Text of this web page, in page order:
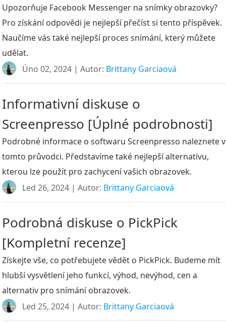
Upozorňuje Facebook Messenger na snímky obrazovky?
Pro získání odpovědi je nejlepší přečíst si tento příspěvek.
Naučíme vás také nejlepší proces snímání, který můžete
udělat.
Úno 02, 2024 | Autor: Brittany Garciaová
Informativní diskuse o
Screenpresso [Úplné podrobnosti]
Podrobné informace o softwaru Screenpresso naleznete v
tomto průvodci. Představíme také nejlepší alternativu,
kterou lze použít pro zachycení vašich obrazovek.
Led 26, 2024 | Autor: Brittany Garciaová
Podrobná diskuse o PickPick
[Kompletní recenze]
Získejte vše, co potřebujete vědět o PickPick. Budeme mít
hlubší vysvětlení jeho funkcí, výhod, nevýhod, cen a
alternativ pro snímání obrazovek.
Led 25, 2024 | Autor: Brittany Garciaová